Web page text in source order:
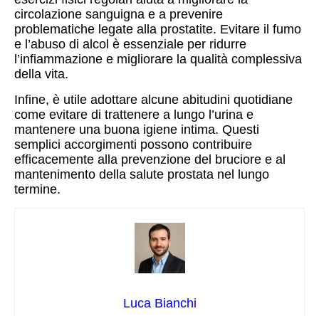
circolazione sanguigna e a prevenire
problematiche legate alla prostatite. Evitare il fumo
e l’abuso di alcol è essenziale per ridurre
l’infiammazione e migliorare la qualità complessiva
della vita.
Infine, è utile adottare alcune abitudini quotidiane
come evitare di trattenere a lungo l’urina e
mantenere una buona igiene intima. Questi
semplici accorgimenti possono contribuire
efficacemente alla prevenzione del bruciore e al
mantenimento della salute prostata nel lungo
termine.
Luca Bianchi